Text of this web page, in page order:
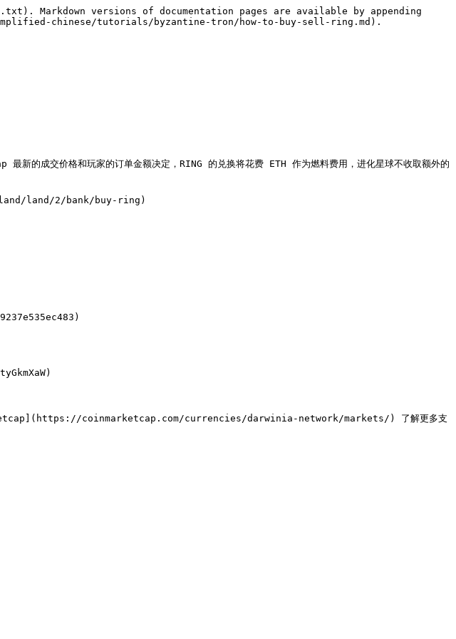
Markdown versions of documentation pages are available by appending
chinese/tutorials/byzantine-tron/how-to-buy-sell-ring.md).
的成交价格和玩家的订单金额决定，RING 的兑换将花费 ETH 作为燃料费用，进化星球不收取额外的
land/2/bank/buy-ring)
coinmarketcap.com/currencies/darwinia-network/markets/) 了解更多支